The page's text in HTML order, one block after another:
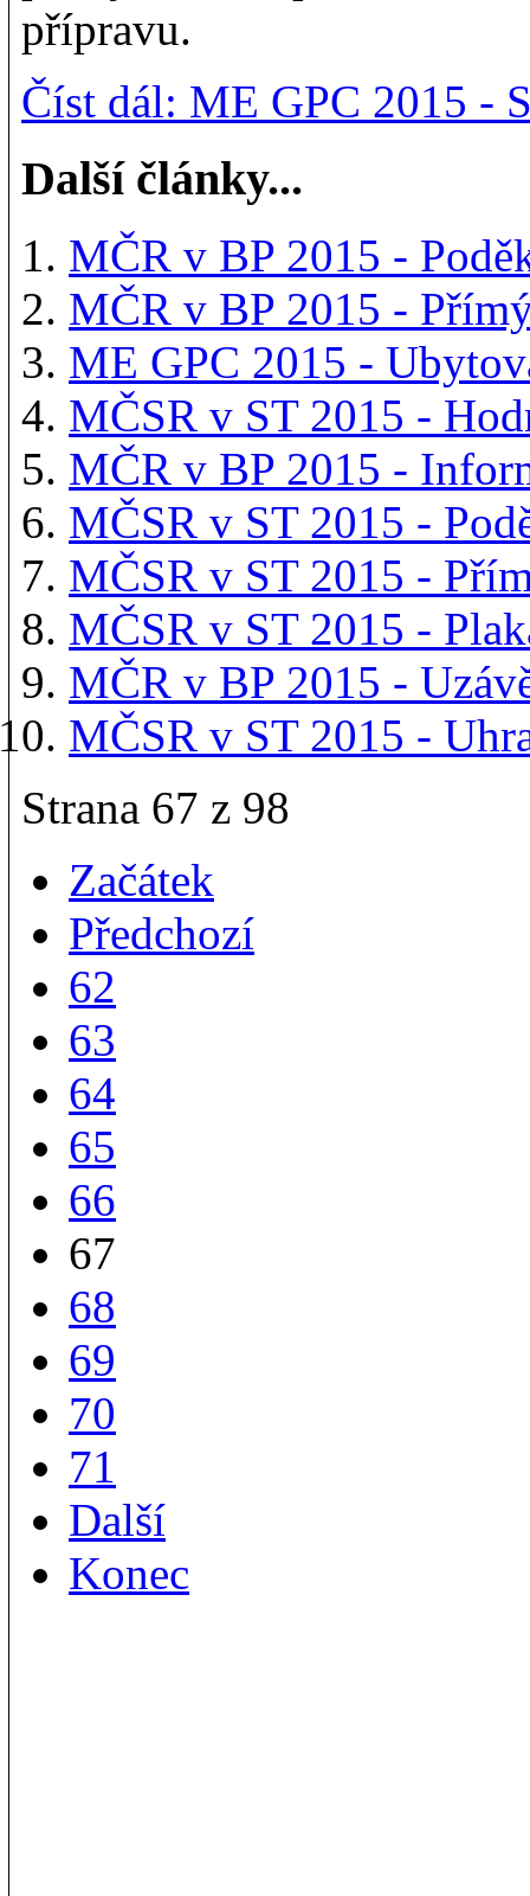
přípravu.
Číst dál: ME GPC 2015 -
Další články...
MČR v BP 2015 -
MČR v BP 2015 -
ME GPC 2015 -
MČSR v ST 2015 -
MČR v BP 2015 -
MČSR v ST 2015 -
MČSR v ST 2015 -
MČSR v ST 2015 -
MČR v BP 2015 -
MČSR v ST 2015 -
Strana 67 z 98
Začátek
Předchozí
62
63
64
65
66
67
68
69
70
71
Další
Konec